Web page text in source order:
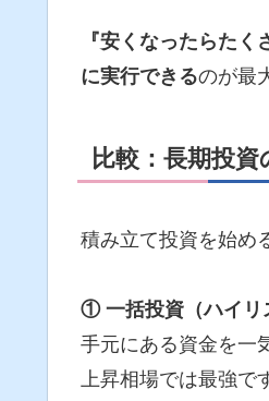
『安くなったらたく
に実行できるのが最
比較：長期投
積み立て投資を始め
① 一括投資（ハイリ
手元にある資金を一
上昇相場では最強